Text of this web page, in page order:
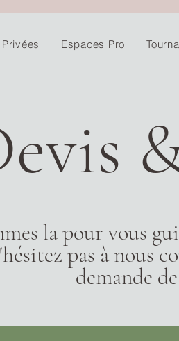
Espaces Pro
la pour vous
pas à nous
demande